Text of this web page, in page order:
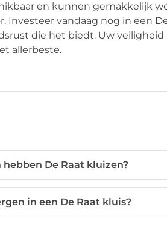
en kunnen gemakkelijk
vandaag nog in een
die het biedt. Uw veiligheid
allerbeste.
De Raat kluizen?
in een De Raat kluis?